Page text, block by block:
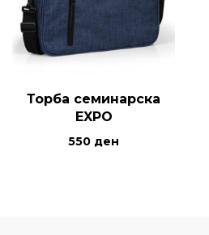
Торба семинарска
EXPO
550 ден